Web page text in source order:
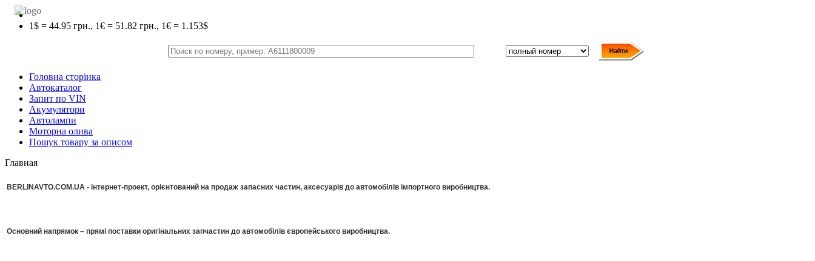
1$ = 44.95 грн., 1€ = 51.82 грн., 1€ = 1.153$
Головна сторінка
Автокаталог
Запит по VIN
Акумулятори
Автолампи
Моторна олива
Пошук товару за описом
Главная
BERLINAVTO.COM.UA - інтернет-проект, орієнтований на продаж запасних частин, аксесуарів до автомобілів імпортного виробництва.
Основний напрямок – прямі поставки оригінальних запчастин до автомобілів європейського виробництва.